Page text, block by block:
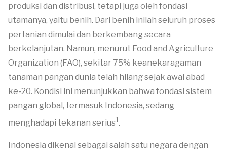
produksi dan distribusi, tetapi juga oleh fondasi
utamanya, yaitu benih. Dari benih inilah seluruh proses
pertanian dimulai dan berkembang secara
berkelanjutan. Namun, menurut Food and Agriculture
Organization (FAO), sekitar 75% keanekaragaman
tanaman pangan dunia telah hilang sejak awal abad
ke-20. Kondisi ini menunjukkan bahwa fondasi sistem
pangan global, termasuk Indonesia, sedang
menghadapi tekanan serius1.
Indonesia dikenal sebagai salah satu negara dengan